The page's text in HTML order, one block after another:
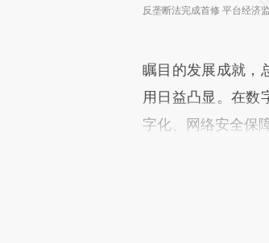
反垄断法完成首修 平台经济
瞩目的发展成就，
用日益凸显。在数
字化、网络安全保